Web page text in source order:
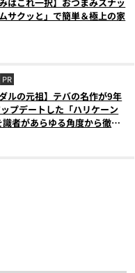
サクッと」で簡単＆極上の家
PR
ルの元祖】テバの名作が9年
プデートした「ハリケーン
者があらゆる角度から徹底